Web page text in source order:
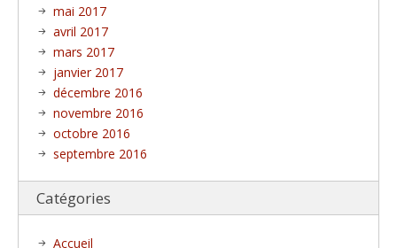
mai 2017
avril 2017
mars 2017
janvier 2017
décembre 2016
novembre 2016
octobre 2016
septembre 2016
Catégories
Accueil